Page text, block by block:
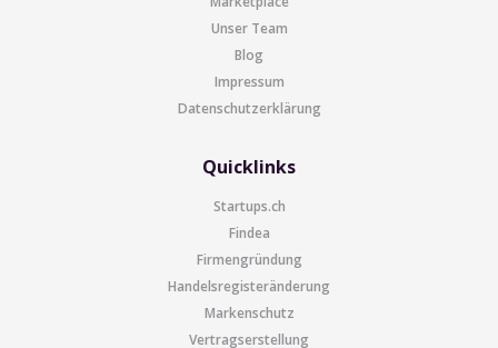
Unser Team
Blog
Impressum
Datenschutzerklärung
Quicklinks
Startups.ch
Findea
Firmengründung
Handelsregisteränderung
Markenschutz
Vertragserstellung